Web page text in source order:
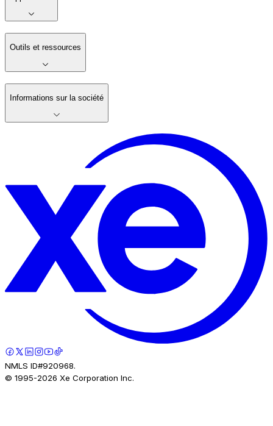
Outils et ressources
Informations sur la société
NMLS ID#920968.
© 1995-2026 Xe Corporation Inc.